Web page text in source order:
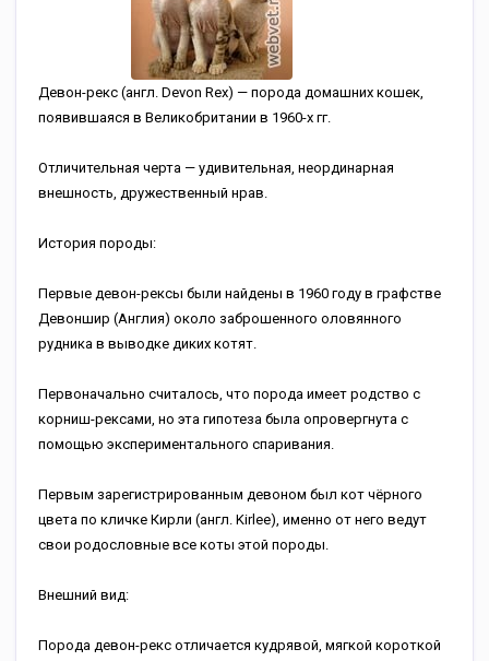
Девон-рекс (англ. Devon Rex) — порода домашних кошек,
появившаяся в Великобритании в 1960-х гг.
Отличительная черта — удивительная, неординарная
внешность, дружественный нрав.
История породы:
Первые девон-рексы были найдены в 1960 году в графстве
Девоншир (Англия) около заброшенного оловянного
рудника в выводке диких котят.
Первоначально считалось, что порода имеет родство с
корниш-рексами, но эта гипотеза была опровергнута с
помощью экспериментального спаривания.
Первым зарегистрированным девоном был кот чёрного
цвета по кличке Кирли (англ. Kirlee), именно от него ведут
свои родословные все коты этой породы.
Внешний вид:
Порода девон-рекс отличается кудрявой, мягкой короткой